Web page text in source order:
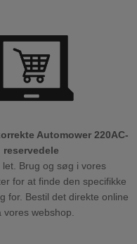
Automower 220AC-
reservedele
Brug og søg i vores
for at finde den specifikke
for. Bestil det direkte online
vores webshop.